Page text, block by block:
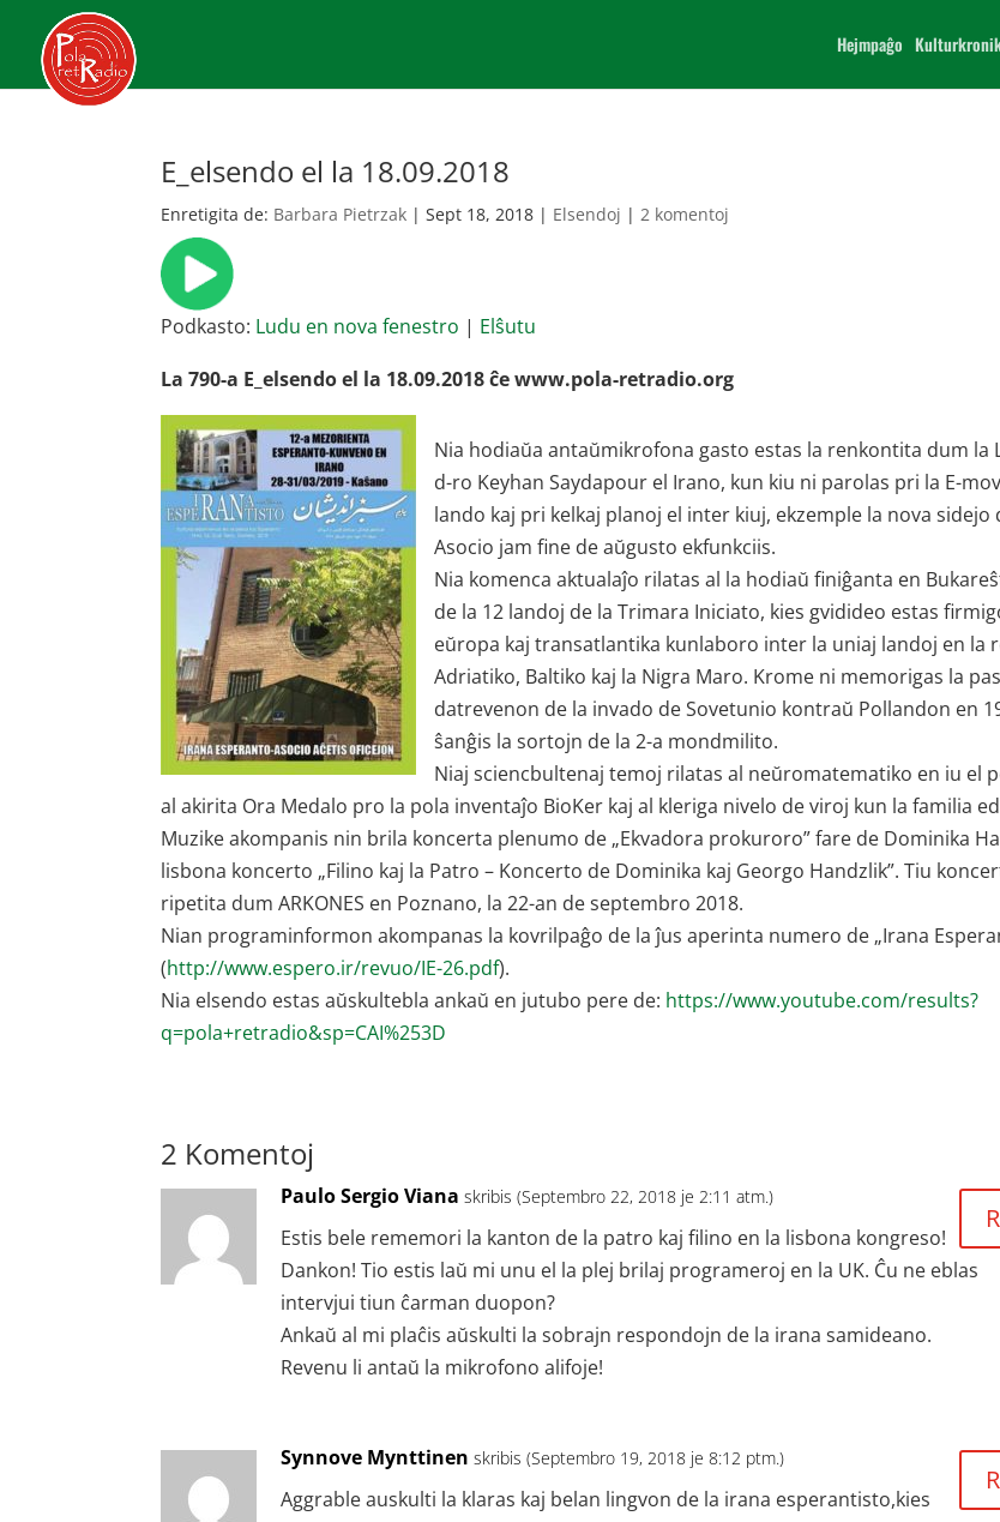
Hejmpaĝo
E_elsendo el la 18.09.2018
Enretigita de: Barbara Pietrzak |Sept 18, 2018 | Elsendoj |2 komentoj
Podkasto: Ludu en nova fenestro | Elŝutu
La 790-a E_elsendo el la 18.09.2018 ĉe www.pola-retradio.org
Nia hodiaŭa antaŭmikrofona gasto estas la renkontita dum la
d-ro Keyhan Saydapour el Irano, kun kiu ni parolas pri la E-
lando kaj pri kelkaj planoj el inter kiuj, ekzemple la nova sidejo
Asocio jam fine de aŭgusto ekfunkciis.
Nia komenca aktualaĵo rilatas al la hodiaŭ finiĝanta en
de la 12 landoj de la Trimara Iniciato, kies gvidideo estas
eŭropa kaj transatlantika kunlaboro inter la uniaj landoj en la
Adriatiko, Baltiko kaj la Nigra Maro. Krome ni memorigas la
datrevenon de la invado de Sovetunio kontraŭ Pollandon en
ŝanĝis la sortojn de la 2-a mondmilito.
Niaj sciencbultenaj temoj rilatas al neŭromatematiko en iu el
al akirita Ora Medalo pro la pola inventaĵo BioKer kaj al kleriga nivelo de viroj kun la familia
Muzike akompanis nin brila koncerta plenumo de „Ekvadora prokuroro” fare de Dominika
lisbona koncerto „Filino kaj la Patro – Koncerto de Dominika kaj Georgo Handzlik”. Tiu
ripetita dum ARKONES en Poznano, la 22-an de septembro 2018.
Nian programinformon akompanas la kovrilpaĝo de la ĵus aperinta numero de „Irana
(http://www.espero.ir/revuo/IE-26.pdf).
Nia elsendo estas aŭskultebla ankaŭ en jutubo pere de: https://www.youtube.com/results?
q=pola+retradio&sp=CAI%253D
2 Komentoj
Paulo Sergio Viana skribis (Septembro 22, 2018 je 2:11 atm.)
Estis bele rememori la kanton de la patro kaj filino en la lisbona kongreso!
Dankon! Tio estis laŭ mi unu el la plej brilaj programeroj en la UK. Ĉu ne eblas
intervjui tiun ĉarman duopon?
Ankaŭ al mi plaĉis aŭskulti la sobrajn respondojn de la irana samideano.
Revenu li antaŭ la mikrofono alifoje!
Synnove Mynttinen skribis (Septembro 19, 2018 je 8:12 ptm.)
Aggrable auskulti la klaras kaj belan lingvon de la irana esperantisto,kies